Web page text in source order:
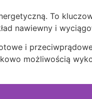
To
nawiewny i
i
możliwością